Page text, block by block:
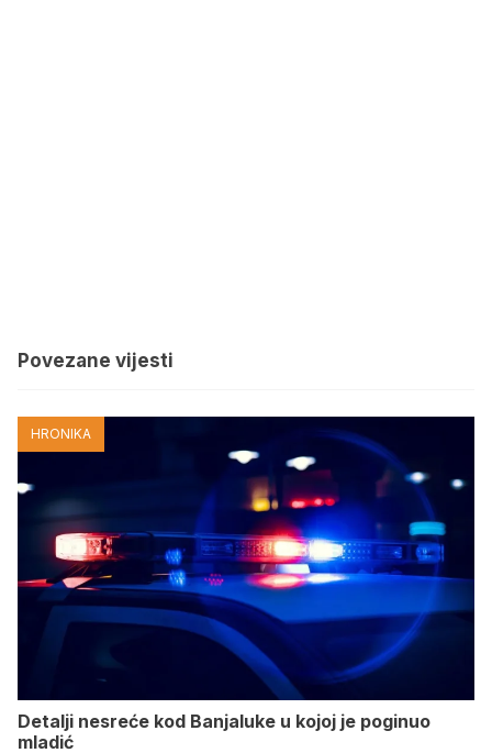
Povezane vijesti
HRONIKA
Detalji nesreće kod Banjaluke u kojoj je poginuo
mladić